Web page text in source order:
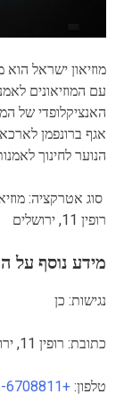
מוזיאון ישראל
עם המוזיאונים
האנציקלופדי של
אגף ברונפמן
הנוער לחינוך
סוג אטרקציה:
רופין 11, ירושלים
מידע נוסף על
נגישות: כן
כתובת: רופין 11, ירושלים, ירושלים
טלפון: +972-2-6708811